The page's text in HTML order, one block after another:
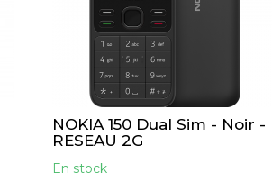
NOKIA 150 Dual Sim - Noir -
RESEAU 2G
En stock